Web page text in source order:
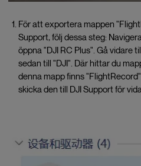
För att exportera mappen
Support, följ dessa steg:
öppna "DJI RC Plus". Gå vidare
sedan till "DJI". Där hittar du
denna mapp finns
skicka den till DJI Support för